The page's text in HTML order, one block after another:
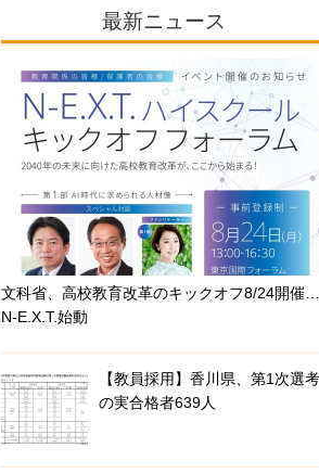
最新ニュース
文科省、高校教育改革のキックオフ8/24開催…
N-E.X.T.始動
【教員採用】香川県、第1次選考
の実合格者639人